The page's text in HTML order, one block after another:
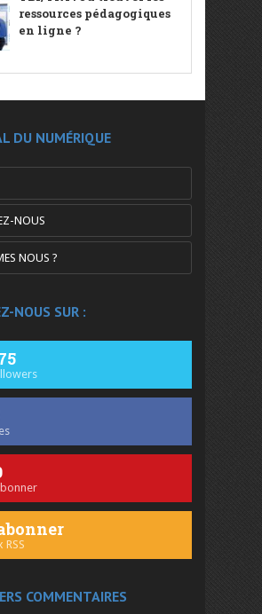
ressources pédagogiques
en ligne ?
DU NUMÉRIQUE
NOUS
NOUS ?
NOUS SUR :
RSS
COMMENTAIRES